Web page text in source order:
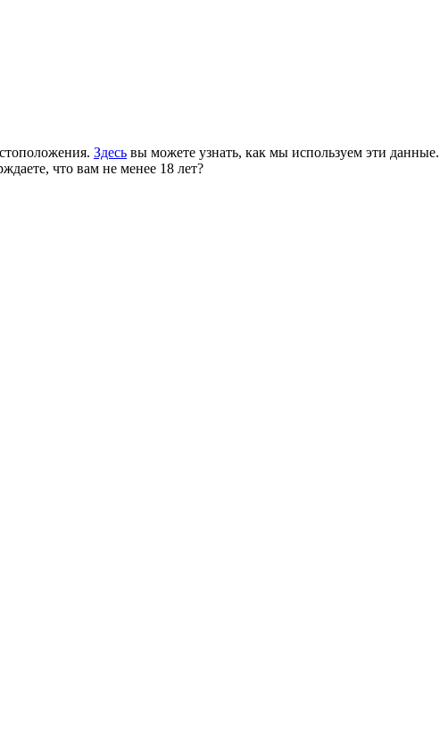
Здесь вы можете узнать, как мы используем эти данные.
что вам не менее 18 лет?